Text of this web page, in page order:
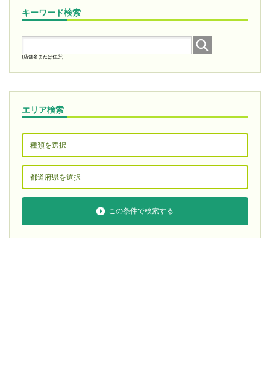
キーワード検索
(店舗名または住所)
エリア検索
この条件で検索する